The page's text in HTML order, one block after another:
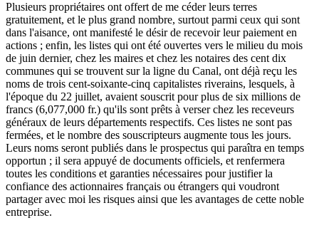
Plusieurs propriétaires ont offert de me céder leurs terres
gratuitement, et le plus grand nombre, surtout parmi ceux qui sont
dans l'aisance, ont manifesté le désir de recevoir leur paiement en
actions ; enfin, les listes qui ont été ouvertes vers le milieu du mois
de juin dernier, chez les maires et chez les notaires des cent dix
communes qui se trouvent sur la ligne du Canal, ont déjà reçu les
noms de trois cent-soixante-cinq capitalistes riverains, lesquels, à
l'époque du 22 juillet, avaient souscrit pour plus de six millions de
francs (6,077,000 fr.) qu'ils sont prêts à verser chez les receveurs
généraux de leurs départements respectifs. Ces listes ne sont pas
fermées, et le nombre des souscripteurs augmente tous les jours.
Leurs noms seront publiés dans le prospectus qui paraîtra en temps
opportun ; il sera appuyé de documents officiels, et renfermera
toutes les conditions et garanties nécessaires pour justifier la
confiance des actionnaires français ou étrangers qui voudront
partager avec moi les risques ainsi que les avantages de cette noble
entreprise.